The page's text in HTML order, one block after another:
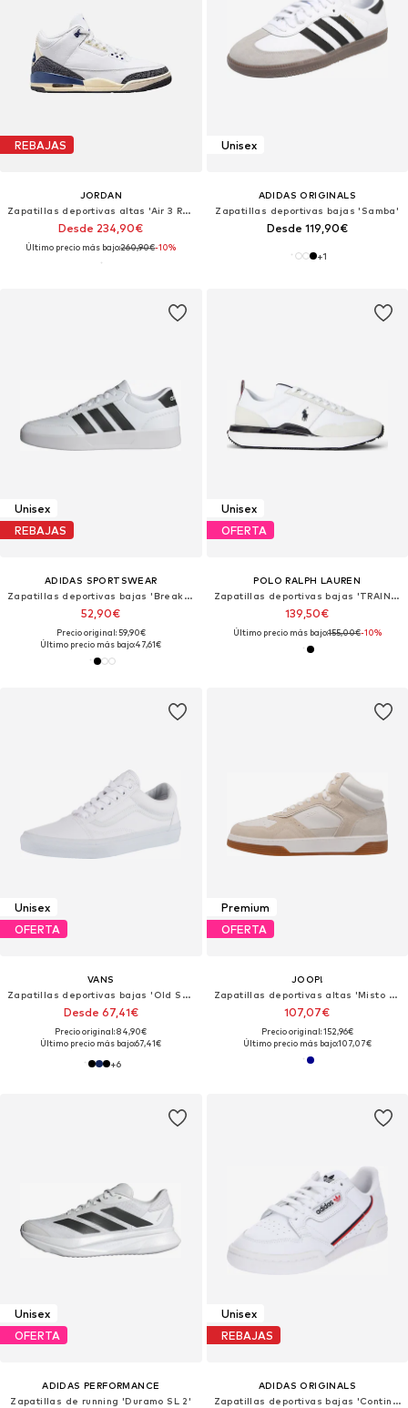
REBAJAS
JORDAN
Zapatillas deportivas altas 'Air 3 Retro OG SP A Ma Maniére Diffused'
Desde 234,90€
Último precio más bajo:260,90€-10%
Unisex
ADIDAS ORIGINALS
Zapatillas deportivas bajas 'Samba'
Desde 119,90€
+1
Unisex
REBAJAS
ADIDAS SPORTSWEAR
Zapatillas deportivas bajas 'Breaknet 3.0'
52,90€
Precio original: 59,90€
Último precio más bajo:47,61€
Unisex
OFERTA
POLO RALPH LAUREN
Zapatillas deportivas bajas 'TRAIN 89'
139,50€
Último precio más bajo:155,00€-10%
Unisex
OFERTA
VANS
Zapatillas deportivas bajas 'Old Skool'
Desde 67,41€
Precio original: 84,90€
Último precio más bajo:67,41€
+6
Premium
OFERTA
JOOP!
Zapatillas deportivas altas 'Misto New Coralie'
107,07€
Precio original: 152,96€
Último precio más bajo:107,07€
Unisex
OFERTA
ADIDAS PERFORMANCE
Zapatillas de running 'Duramo SL 2'
Unisex
REBAJAS
ADIDAS ORIGINALS
Zapatillas deportivas bajas 'Continental 80'